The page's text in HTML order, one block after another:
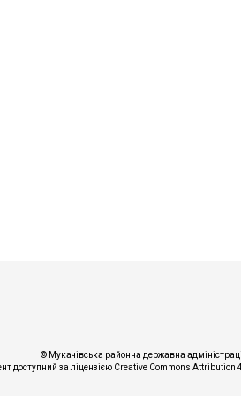
© Мукачівська районна державна
доступний за ліцензією Creative Commons Attribution